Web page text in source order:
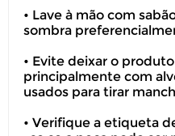
esteja sem uso.
devolução.
• Lave à mão com
sombra
• Evite deixar o
principalmente com
usados para tirar
• Verifique a etiqueta